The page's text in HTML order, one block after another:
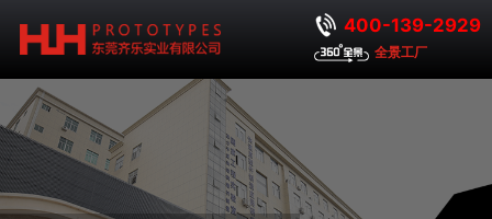
400-139-2929
全景工厂